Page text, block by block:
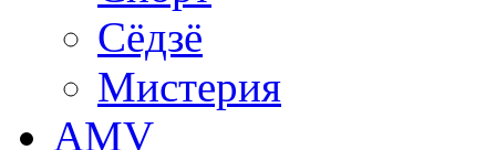
Сёдзё
Мистерия
AMV